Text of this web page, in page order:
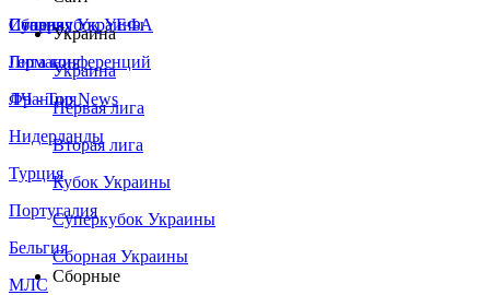
Сборная Украины
Италия
Германия
Франция
Нидерланды
Турция
Португалия
Бельгия
МЛС
Суперкубок УЕФА
Лига конференций
ЛЧ - Top News
Украина
Украина
Первая лига
Вторая лига
Кубок Украины
Суперкубок Украины
Сборная Украины
Сборные